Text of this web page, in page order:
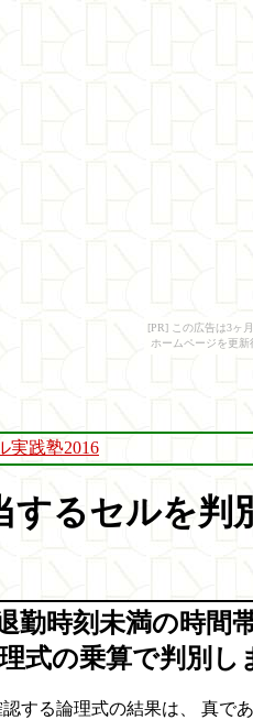
[PR] この広告は3ヶ
ホームページを更
実践塾2016
するセルを判
勤時刻未満の時間
式の乗算で判別し
する論理式の結果は、 真で